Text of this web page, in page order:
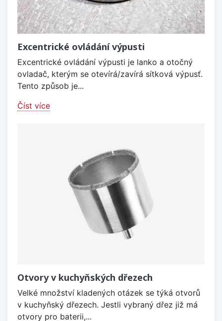
Excentrické ovládání výpusti
Excentrické ovládání výpusti je lanko a otočný
ovladač, kterým se otevírá/zavírá sítková výpusť.
Tento způsob je...
Číst více
Otvory v kuchyňských dřezech
Velké množství kladených otázek se týká otvorů
v kuchyňský dřezech. Jestli vybraný dřez již má
otvory pro baterii,...